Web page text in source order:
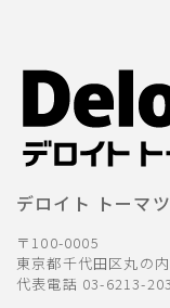
デロイト トーマ
〒100-0005
東京都千代田区丸の
代表電話 03-6213-